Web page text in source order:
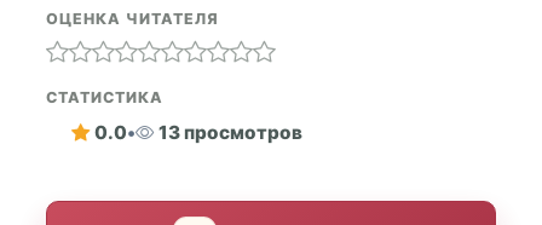
ОЦЕНКА ЧИТАТЕЛЯ
СТАТИСТИКА
0.0• 13 просмотров